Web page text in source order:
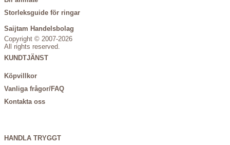
Storleksguide för ringar
Saijtam Handelsbolag
Copyright © 2007-2026
All rights reserved.
KUNDTJÄNST
Köpvillkor
Vanliga frågor/FAQ
Kontakta oss
HANDLA TRYGGT